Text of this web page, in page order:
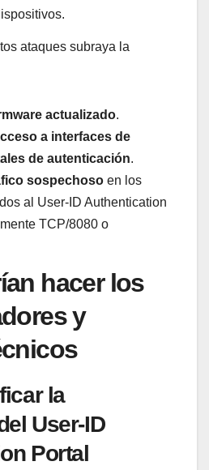
ataques subraya la
actualizado.
a interfaces de
de autenticación.
sospechoso en los
al User-ID Authentication
TCP/8080 o
hacer los
y
la
User-ID
Portal